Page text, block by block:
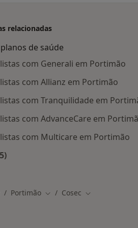
relacionadas
de saúde
com Generali em Portimão
com Allianz em Portimão
com Tranquilidade em
com AdvanceCare em
com Multicare em Portimão
Portimão Mudar de cidade
Cosec Mudar de cidade